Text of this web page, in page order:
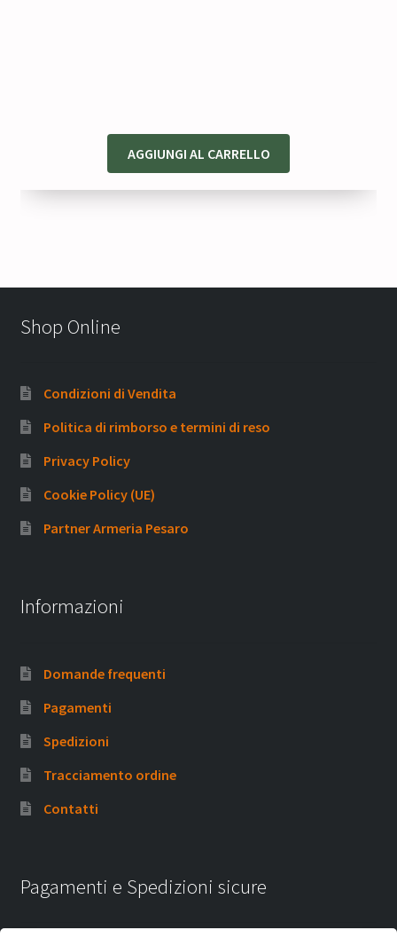
AGGIUNGI AL CARRELLO
Shop Online
Condizioni di Vendita
Politica di rimborso e termini di reso
Privacy Policy
Cookie Policy (UE)
Partner Armeria Pesaro
Informazioni
Domande frequenti
Pagamenti
Spedizioni
Tracciamento ordine
Contatti
Pagamenti e Spedizioni sicure